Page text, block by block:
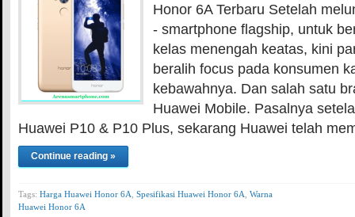
Honor 6A Terbaru Setelah
- smartphone flagship, untuk
kelas menengah keatas, kini
beralih focus pada konsumen
kebawahnya. Dan salah satu
Huawei Mobile. Pasalnya
Huawei P10 & P10 Plus, sekarang Huawei telah
Continue reading »
Tags: Harga Huawei Honor 6A Spesifikasi Huawei Honor 6A Warna
Huawei Honor 6A